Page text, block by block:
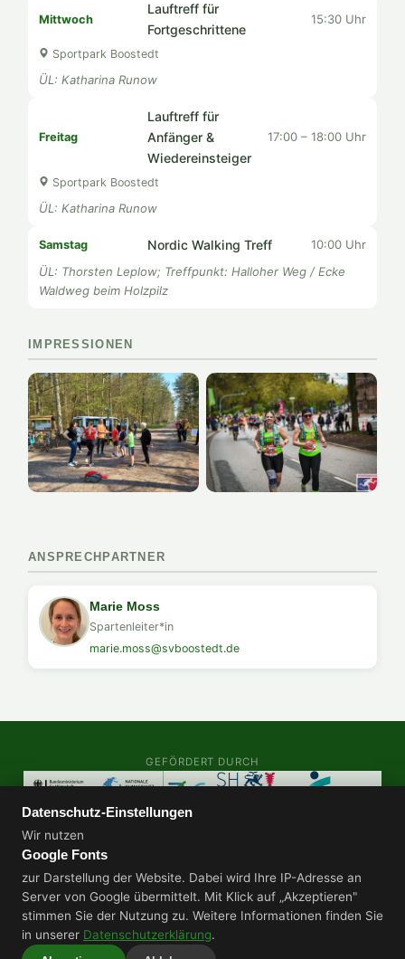
Highlight unserer Laufsparte ist der jährliche
Boostedtlauf – ein fester Termin im
Veranstaltungskalender des Vereins.
Mittwoch
Lauftreff für
Fortgeschrittene
15:30 Uhr
Sportpark Boostedt
ÜL: Katharina Runow
Freitag
Lauftreff für
Anfänger &
Wiedereinsteiger
17:00 – 18:00 Uhr
Sportpark Boostedt
ÜL: Katharina Runow
Samstag Nordic Walking Treff
10:00 Uhr
ÜL: Thorsten Leplow; Treffpunkt: Halloher Weg / Ecke
Waldweg beim Holzpilz
IMPRESSIONEN
ANSPRECHPARTNER
Marie Moss
Spartenleiter*in
marie.moss@svboostedt.de
GEFÖRDERT DURCH
AUDITS & ZERTIFIZIERUNGEN
Datenschutz
Datenschutz-Einstellungen
Wir nutzen
Google Fonts
zur Darstellung der Website. Dabei wird Ihre IP-Adresse an
Server von Google übermittelt. Mit Klick auf „Akzeptieren"
stimmen Sie der Nutzung zu. Weitere Informationen finden Sie
in unserer Datenschutzerklärung.